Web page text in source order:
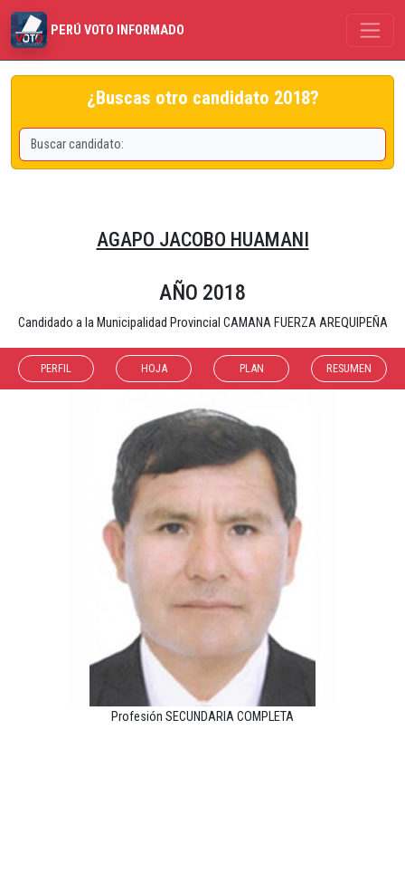
PERÚ VOTO INFORMADO
¿Buscas otro candidato 2018?
AGAPO JACOBO HUAMANI
AÑO 2018
Candidado a la Municipalidad Provincial CAMANA FUERZA AREQUIPEÑA
PERFIL HOJA PLAN RESUMEN
Profesión SECUNDARIA COMPLETA